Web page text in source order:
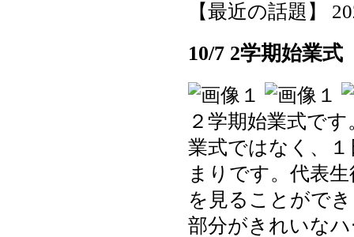
【最近の話題】
10/7 2学期始業式
２学期始業式で
業式ではなく、
まりです。代表
を見ることがで
部分がきれいな